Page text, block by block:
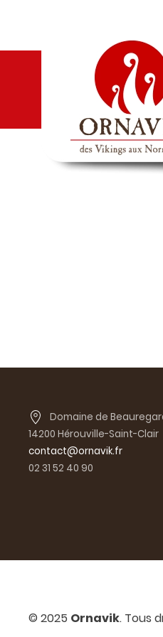
Domaine de
14200 Hérouville-Saint-Clair
contact@ornavik.fr
02 31 52 40 90
© 2025 Ornavik. Tous